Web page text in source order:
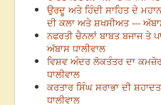
ਉਰਦੂ ਅਤੇ ਹਿੰਦੀ ਸਾਹਿਤ ਦੇ
ਦੀ ਕਲਾ ਅਤੇ ਸ਼ਖਸੀਅਤ ---
ਨਫਰਤੀ ਚੈਨਲਾਂ ਬਾਬਤ ਬਜਾਜ ਤੇ
ਅੱਬਾਸ ਧਾਲੀਵਾਲ
ਵਿਸ਼ਵ ਅੰਦਰ ਲੋਕਤੰਤਰ ਦਾ ਕਮਜ਼ੋਰ
ਧਾਲੀਵਾਲ
ਕਰਤਾਰ ਸਿੰਘ ਸਰਾਭਾ ਦੀ
ਧਾਲੀਵਾਲ